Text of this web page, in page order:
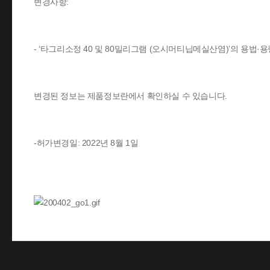
- ‘타그리소정 40 및 80밀리그램 (오시머티닙메실산염)’의 용법·
변경된 정보는 제품정보란에서 확인하실 수 있습니다.
-허가변경일: 2022년 8월 1일